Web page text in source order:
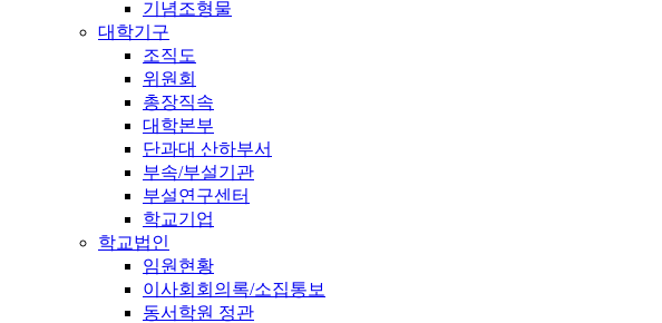
기념조형물
대학기구
조직도
위원회
총장직속
대학본부
단과대 산하부서
부속/부설기관
부설연구센터
학교기업
학교법인
임원현황
이사회회의록/소집통보
동서학원 정관